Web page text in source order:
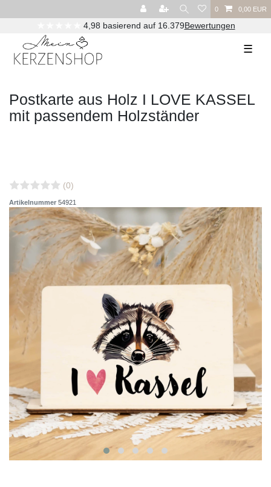
0 0,00 EUR
4,98 basierend auf 16.379Bewertungen
☰
Postkarte aus Holz I LOVE KASSEL
mit passendem Holzständer
(0)
Artikelnummer 54921